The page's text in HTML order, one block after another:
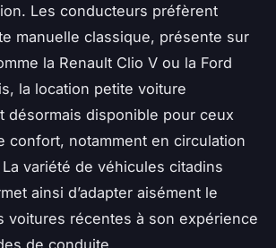
Les conducteurs préfèrent
manuelle classique, présente sur
la Renault Clio V ou la Ford
la location petite voiture
désormais disponible pour ceux
confort, notamment en circulation
variété de véhicules citadins
ainsi d’adapter aisément le
voitures récentes à son expérience
de conduite.